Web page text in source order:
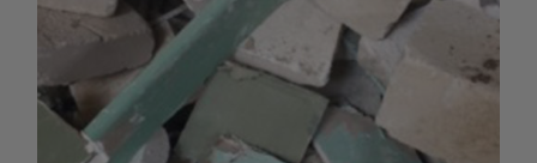
der
Produktseite